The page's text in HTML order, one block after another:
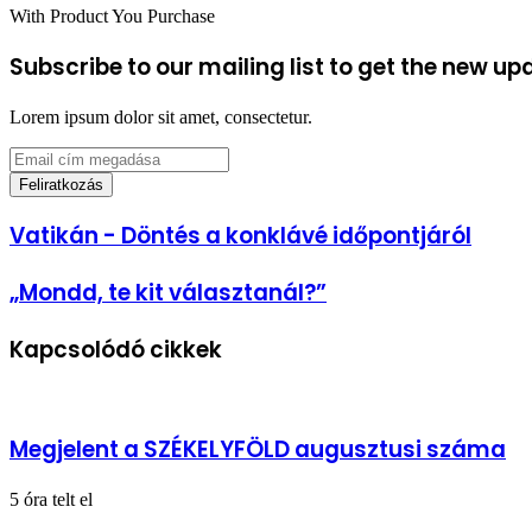
With Product You Purchase
Subscribe to our mailing list to get the new
Lorem ipsum dolor sit amet, consectetur.
Email
cím
megadása
Vatikán
-Vatikán - Döntés a konklávé időpontjáról
„Mondd,
te
választanál?”
„Mondd, te kit választanál?”
Kapcsolódó cikkek
Megjelent a SZÉKELYFÖLD augusztusi száma
5 óra telt el